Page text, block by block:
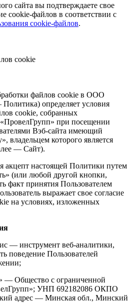
сайта вы подтверждаете свое
cookie-файлов в соответствии с
cookie-файлов.
cookie
файлов cookie в ООО
определяет условия
cookie, собранных
при посещении
Вэб-сайта имеющий
владельцем которого является
— Сайт).
акцепт настоящей Политики путем
(или любой другой кнопки,
факт принятия Пользователем
выражает свое согласие
на условиях, изложенных
— инструмент веб-аналитики,
поведение Пользователей
Общество с ограниченной
УНП 692182086 ОКПО
адрес — Минская обл., Минский